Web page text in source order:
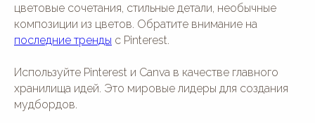
цветовые сочетания, стильные детали, необычные
композиции из цветов. Обратите внимание на
последние тренды с Pinterest.
Используйте Pinterest и Canva в качестве главного
хранилища идей. Это мировые лидеры для создания
мудбордов.